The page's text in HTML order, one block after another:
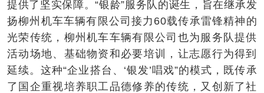
提供了坚实保障。“银龄”服务队的诞生，旨在继承发
扬柳州机车车辆有限公司接力60载传承雷锋精神的
光荣传统，柳州机车车辆有限公司也为服务队提供
活动场地、基础物资和必要培训，让志愿行为得到
延续。这种“企业搭台、‘银发’唱戏”的模式，既传承
了国企重视培养职工品德修养的传统，又创新了社